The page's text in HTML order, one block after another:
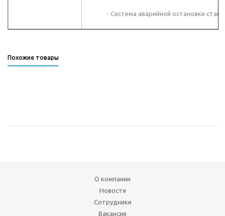
- Система аварийной остановки
Похожие товары
О компании
Новости
Сотрудники
Вакансии